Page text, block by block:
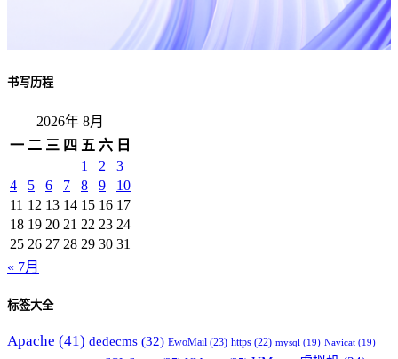
书写历程
2026年 8月
一 二 三 四 五 六 日
1
2
3
4
5 6 7 8 9
10
11 12 13 14 15 16 17
18 19 20 21 22 23 24
25 26 27 28 29 30 31
« 7月
标签大全
Apache (41) dedecms (32) EwoMail (23) https (22) mysql (19) Navicat (19)